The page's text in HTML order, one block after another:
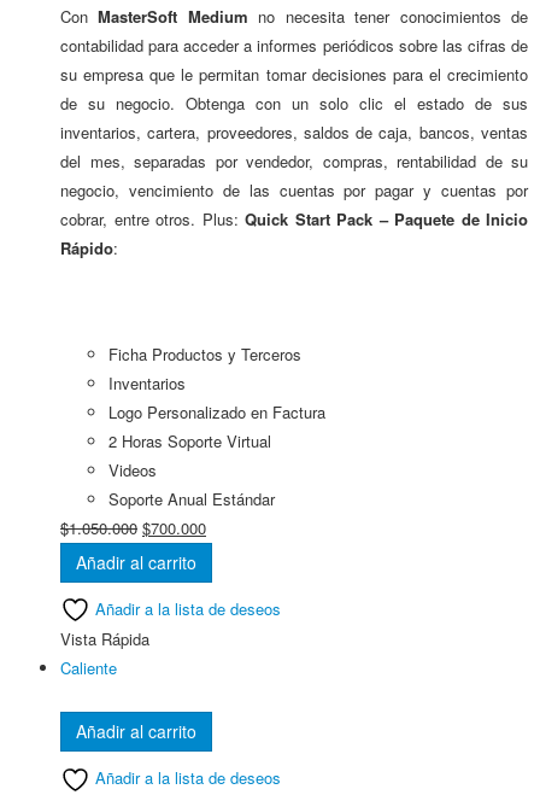
ConMasterSoft Medium no necesita tener conocimientos de
contabilidad para acceder a informes periódicos sobre las cifras de
su empresa que le permitan tomar decisiones para el crecimiento
de su negocio. Obtenga con un solo clic el estado de sus
inventarios, cartera, proveedores, saldos de caja, bancos, ventas
del mes, separadas por vendedor, compras, rentabilidad de su
negocio, vencimiento de las cuentas por pagar y cuentas por
cobrar, entre otros. Plus: Quick Start Pack – Paquete de Inicio
Rápido:
Ficha Productos y Terceros
Inventarios
Logo Personalizado en Factura
2 Horas Soporte Virtual
Videos
Soporte Anual Estándar
$1.050.000 El
precio
original
era:
$1.050.000.
$700.000El
actual
es:
Añadir al carrito
Añadir a la lista de deseos
Vista Rápida
Caliente
Añadir al carrito
Añadir a la lista de deseos